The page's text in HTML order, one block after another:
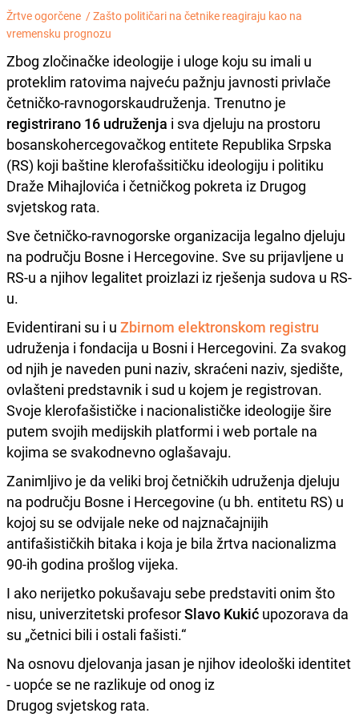
Žrtve ogorčene /Zašto političari na četnike reagiraju kao na
vremensku prognozu
Zbog zločinačke ideologije i uloge koju su imali u
proteklim ratovima najveću pažnju javnosti privlače
četničko-ravnogorskaudruženja. Trenutno je
registrirano 16 udruženja i sva djeluju na prostoru
bosanskohercegovačkog entitete Republika Srpska
(RS) koji baštine klerofašsitičku ideologiju i politiku
Draže Mihajlovića i četničkog pokreta iz Drugog
svjetskog rata.
Sve četničko-ravnogorske organizacija legalno djeluju
na području Bosne i Hercegovine. Sve su prijavljene u
RS-u a njihov legalitet proizlazi iz rješenja sudova u RS-
u.
Evidentirani su i u Zbirnom elektronskom registru
udruženja i fondacija u Bosni i Hercegovini. Za svakog
od njih je naveden puni naziv, skraćeni naziv, sjedište,
ovlašteni predstavnik i sud u kojem je registrovan.
Svoje klerofašističke i nacionalističke ideologije šire
putem svojih medijskih platformi i web portale na
kojima se svakodnevno oglašavaju.
Zanimljivo je da veliki broj četničkih udruženja djeluju
na području Bosne i Hercegovine (u bh. entitetu RS) u
kojoj su se odvijale neke od najznačajnijih
antifašističkih bitaka i koja je bila žrtva nacionalizma
90-ih godina prošlog vijeka.
I ako nerijetko pokušavaju sebe predstaviti onim što
nisu, univerzitetski profesorSlavo Kukić upozorava da
su „četnici bili i ostali fašisti.“
Na osnovu djelovanja jasan je njihov ideološki identitet
- uopće se ne razlikuje od onog iz
Drugog svjetskog rata.